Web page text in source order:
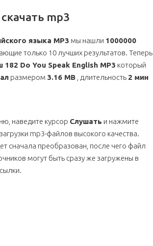
mp3
языка MP3 мы нашли 1000000
только 10 лучших результатов. Теперь
182 Do You Speak English MP3 который
размером 3.16 MB , длительность 2 мин
наведите курсор Слушать и нажмите
mp3-файлов высокого качества.
сначала преобразован, после чего файл
могут быть сразу же загружены в